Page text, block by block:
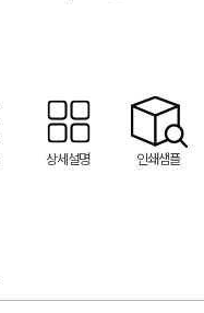
상세설명 인쇄샘플